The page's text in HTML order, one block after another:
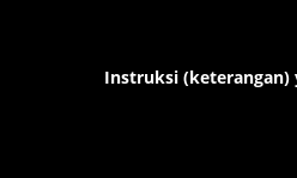
Instruksi (keterangan)